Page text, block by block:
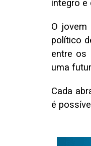
íntegro e
O jovem
político
entre os
uma
Cada
é